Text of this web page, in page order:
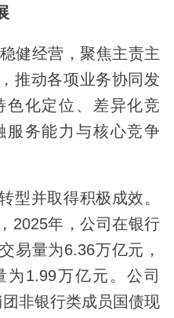
健经营，聚焦主责主
推动各项业务协同发
色化定位、差异化竞
服务能力与核心竞争
型并取得积极成效。
2025年，公司在银行
易量为6.36万亿元，
1.99万亿元。公司
非银行类成员国债现